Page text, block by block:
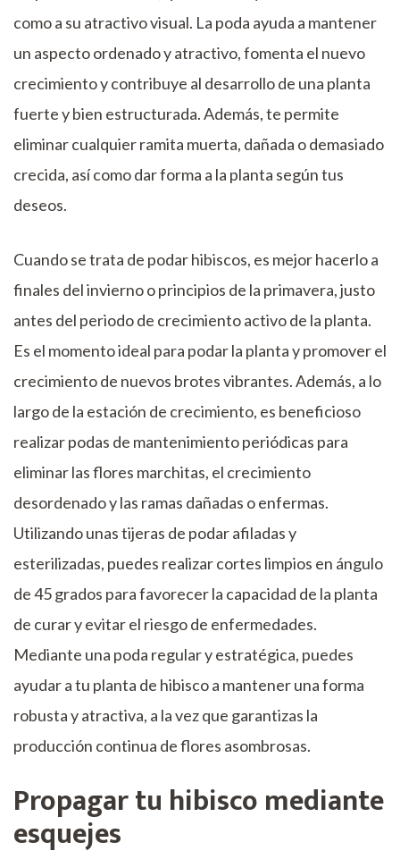
como a su atractivo visual. La poda ayuda a mantener
un aspecto ordenado y atractivo, fomenta el nuevo
crecimiento y contribuye al desarrollo de una planta
fuerte y bien estructurada. Además, te permite
eliminar cualquier ramita muerta, dañada o demasiado
crecida, así como dar forma a la planta según tus
deseos.
Cuando se trata de podar hibiscos, es mejor hacerlo a
finales del invierno o principios de la primavera, justo
antes del periodo de crecimiento activo de la planta.
Es el momento ideal para podar la planta y promover el
crecimiento de nuevos brotes vibrantes. Además, a lo
largo de la estación de crecimiento, es beneficioso
realizar podas de mantenimiento periódicas para
eliminar las flores marchitas, el crecimiento
desordenado y las ramas dañadas o enfermas.
Utilizando unas tijeras de podar afiladas y
esterilizadas, puedes realizar cortes limpios en ángulo
de 45 grados para favorecer la capacidad de la planta
de curar y evitar el riesgo de enfermedades.
Mediante una poda regular y estratégica, puedes
ayudar a tu planta de hibisco a mantener una forma
robusta y atractiva, a la vez que garantizas la
producción continua de flores asombrosas.
Propagar tu hibisco mediante
esquejes